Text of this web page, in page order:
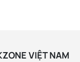
VIỆT NAM